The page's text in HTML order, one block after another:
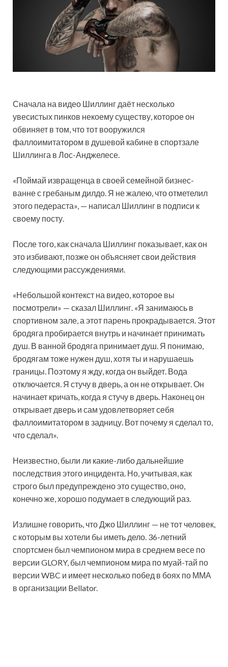
Сначала на видео Шиллинг даёт несколько
увесистых пинков некоему существу, которое он
обвиняет в том, что тот вооружился
фаллоимитатором в душевой кабине в спортзале
Шиллинга в Лос-Анджелесе.
«Поймай извращенца в своей семейной бизнес-
ванне с гребаным дилдо. Я не жалею, что отметелил
этого педераста», — написал Шиллинг в подписи к
своему посту.
После того, как сначала Шиллинг показывает, как он
это избивают, позже он объясняет свои действия
следующими рассуждениями.
«Небольшой контекст на видео, которое вы
посмотрели» — сказал Шиллинг. «Я занимаюсь в
спортивном зале, а этот парень прокрадывается. Этот
бродяга пробирается внутрь и начинает принимать
душ. В ванной бродяга принимает душ. Я понимаю,
бродягам тоже нужен душ, хотя ты и нарушаешь
границы. Поэтому я жду, когда он выйдет. Вода
отключается. Я стучу в дверь, а он не открывает. Он
начинает кричать, когда я стучу в дверь. Наконец он
открывает дверь и сам удовлетворяет себя
фаллоимитатором в задницу. Вот почему я сделал то,
что сделал».
Неизвестно, были ли какие-либо дальнейшие
последствия этого инцидента. Но, учитывая, как
строго был предупреждено это существо, оно,
конечно же, хорошо подумает в следующий раз.
Излишне говорить, что Джо Шиллинг — не тот человек,
с которым вы хотели бы иметь дело. 36-летний
спортсмен был чемпионом мира в среднем весе по
версии GLORY, был чемпионом мира по муай-тай по
версии WBC и имеет несколько побед в боях по ММА
в организации Bellator.